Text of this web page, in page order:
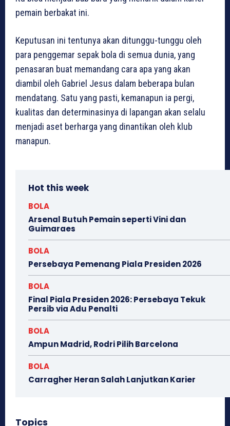
pemain berbakat ini.
Keputusan ini tentunya akan ditunggu-tunggu oleh
para penggemar sepak bola di semua dunia, yang
penasaran buat memandang cara apa yang akan
diambil oleh Gabriel Jesus dalam beberapa bulan
mendatang. Satu yang pasti, kemanapun ia pergi,
kualitas dan determinasinya di lapangan akan selalu
menjadi aset berharga yang dinantikan oleh klub
manapun.
Hot this week
BOLA
Arsenal Butuh Pemain seperti Vini dan
Guimaraes
BOLA
Persebaya Pemenang Piala Presiden 2026
BOLA
Final Piala Presiden 2026: Persebaya Tekuk
Persib via Adu Penalti
BOLA
Ampun Madrid, Rodri Pilih Barcelona
BOLA
Carragher Heran Salah Lanjutkan Karier
Topics